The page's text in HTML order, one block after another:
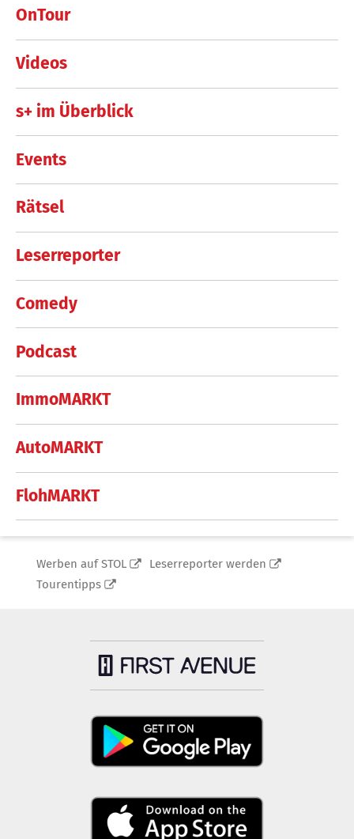
OnTour
Videos
s+ im Überblick
Events
Rätsel
Leserreporter
Comedy
Podcast
ImmoMARKT
AutoMARKT
FlohMARKT
Werben auf STOL
Leserreporter werden
Tourentipps